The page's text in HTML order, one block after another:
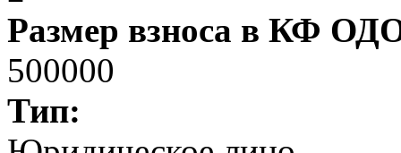
Размер взноса в КФ
500000
Тип: